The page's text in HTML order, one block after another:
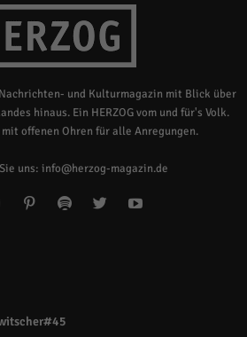
und Kulturmagazin mit Blick über
hinaus. Ein HERZOG vom und für's Volk.
offenen Ohren für alle Anregungen.
uns: info@herzog-magazin.de